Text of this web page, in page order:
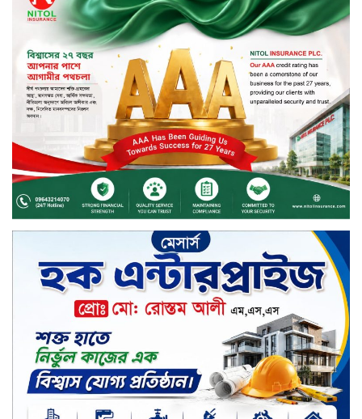
চ্যানেল আইয়ের ‘আমরাই বাংলাদেশ’
টকশোতে সাইফুল ইসলাম সোহেল ও
চিত্রনায়ক ডিএ তায়েব
টাঙ্গাইলে নিহত বাস মালিকদের
পরিবারকে অনুদান ও সম্মাননা প্রদান
টাঙ্গাইলে ভাষা কর্মশালা ও পুরষ্কার
বিতরণ
সড়ক নিরাপত্তায় বিশেষ অবদান রাখায়
নিসচা বিশেষ সম্মাননা পেলেন লায়ন গনি
মিয়া বাবুল
মার্কেন্টাইল ব্যাংকের নির্বাহী কমিটির
চেয়ারম্যান হলেন আনোয়ারুল হক